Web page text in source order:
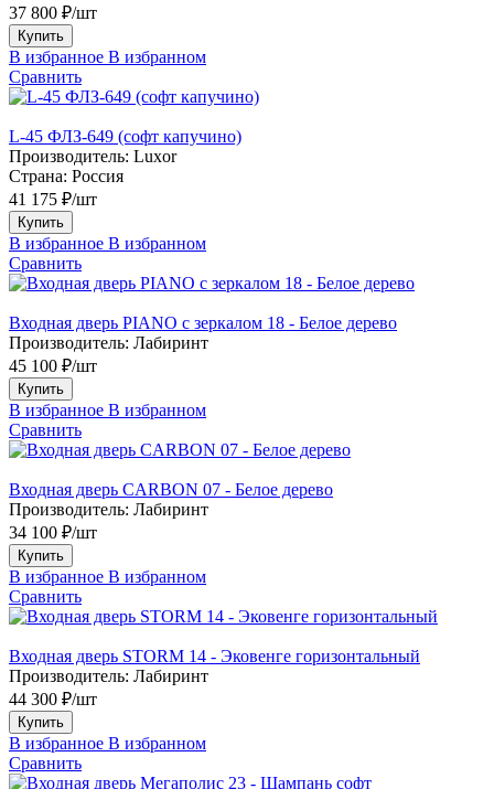
37 800 ₽/шт
Купить
В избранное В избранном
Сравнить
L-45 ФЛЗ-649 (софт капучино)
Производитель: Luxor
Страна: Россия
41 175 ₽/шт
Купить
В избранное В избранном
Сравнить
Входная дверь PIANO с зеркалом 18 - Белое дерево
Производитель: Лабиринт
45 100 ₽/шт
Купить
В избранное В избранном
Сравнить
Входная дверь CARBON 07 - Белое дерево
Производитель: Лабиринт
34 100 ₽/шт
Купить
В избранное В избранном
Сравнить
Входная дверь STORM 14 - Эковенге горизонтальный
Производитель: Лабиринт
44 300 ₽/шт
Купить
В избранное В избранном
Сравнить